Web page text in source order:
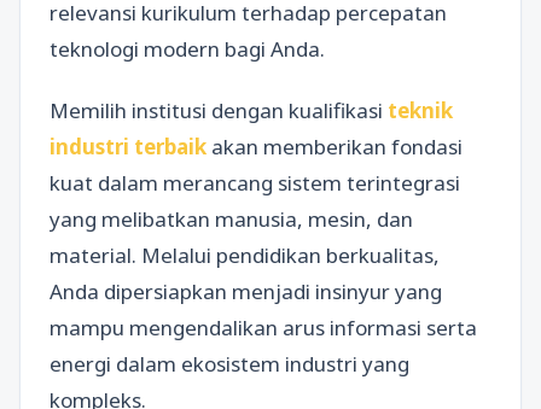
relevansi kurikulum terhadap percepatan
teknologi modern bagi Anda.
Memilih institusi dengan kualifikasi teknik
industri terbaik akan memberikan fondasi
kuat dalam merancang sistem terintegrasi
yang melibatkan manusia, mesin, dan
material. Melalui pendidikan berkualitas,
Anda dipersiapkan menjadi insinyur yang
mampu mengendalikan arus informasi serta
energi dalam ekosistem industri yang
kompleks.